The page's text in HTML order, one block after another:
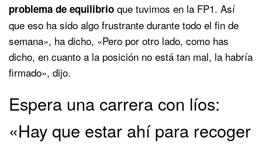
problema de equilibrio que tuvimos en la FP1. Así
que eso ha sido algo frustrante durante todo el fin de
semana», ha dicho, «Pero por otro lado, como has
dicho, en cuanto a la posición no está tan mal, la habría
firmado», dijo.
Espera una carrera con líos:
«Hay que estar ahí para recoger